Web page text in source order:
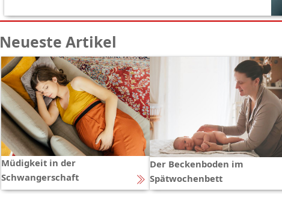
Neueste Artikel
Müdigkeit in der
Schwangerschaft
Der Beckenboden im
Spätwochenbett